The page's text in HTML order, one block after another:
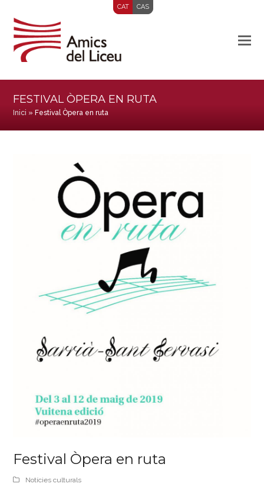
CAT CAS
FESTIVAL ÒPERA EN RUTA
Inici » Festival Òpera en ruta
Festival Òpera en ruta
Notícies culturals